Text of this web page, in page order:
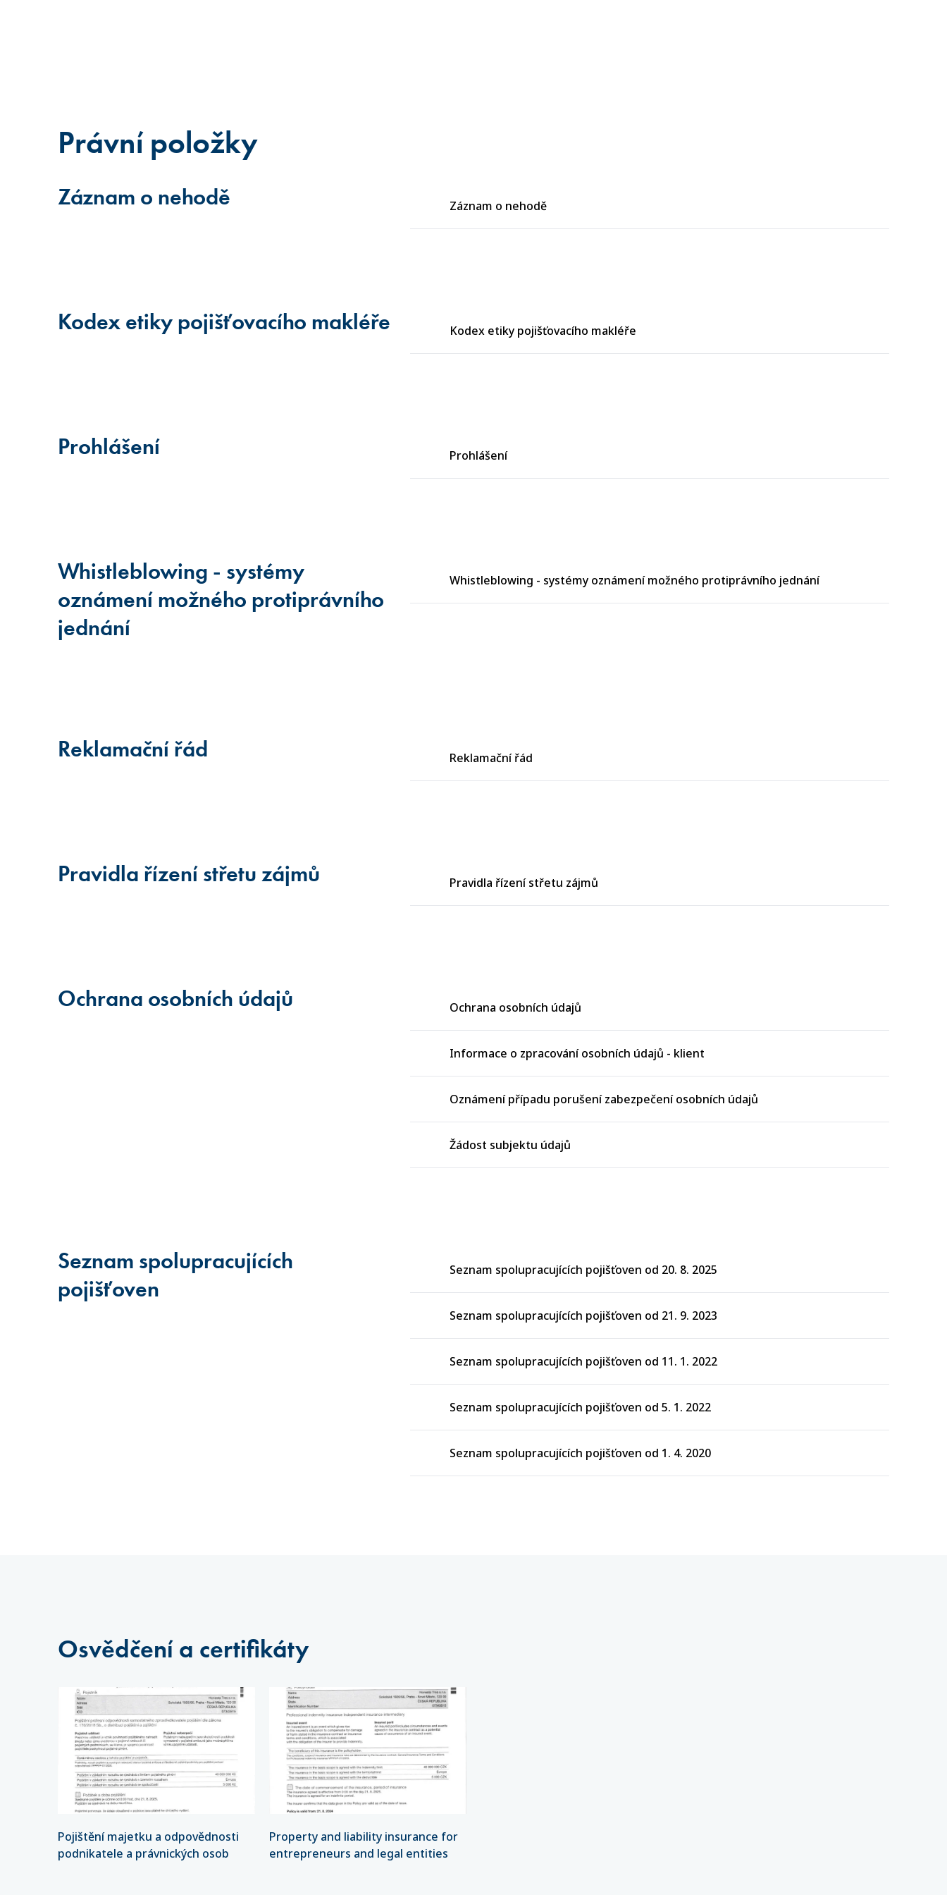
Právní položky
Záznam o nehodě Záznam o nehodě
Kodex etiky pojišťovacího makléře Kodex etiky pojišťovacího makléře
Prohlášení Prohlášení
Whistleblowing - systémy
oznámení možného protiprávního
jednání
Whistleblowing - systémy oznámení možného protiprávního jednání
Reklamační řád Reklamační řád
Pravidla řízení střetu zájmů Pravidla řízení střetu zájmů
Ochrana osobních údajů Ochrana osobních údajů
Informace o zpracování osobních údajů - klient
Oznámení případu porušení zabezpečení osobních údajů
Žádost subjektu údajů
Seznam spolupracujících
pojišťoven
Seznam spolupracujících pojišťoven od 20. 8. 2025
Seznam spolupracujících pojišťoven od 21. 9. 2023
Seznam spolupracujících pojišťoven od 11. 1. 2022
Seznam spolupracujících pojišťoven od 5. 1. 2022
Seznam spolupracujících pojišťoven od 1. 4. 2020
Osvědčení a certifikáty
Pojištění majetku a odpovědnosti
podnikatele a právnických osob
Property and liability insurance for
entrepreneurs and legal entities